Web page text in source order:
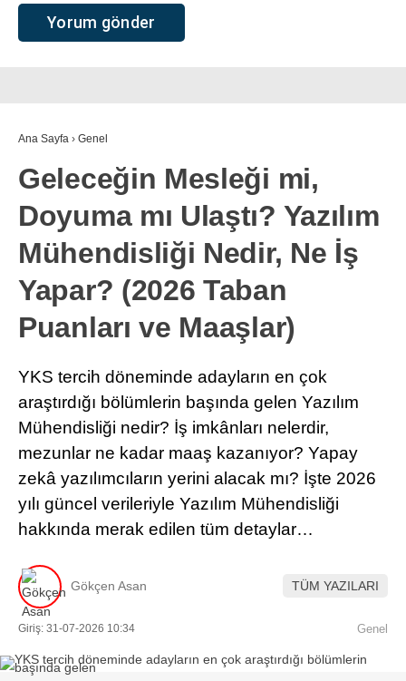
Ana Sayfa › Genel
Geleceğin Mesleği mi,
Doyuma mı Ulaştı? Yazılım
Mühendisliği Nedir, Ne İş
Yapar? (2026 Taban
Puanları ve Maaşlar)
YKS tercih döneminde adayların en çok
araştırdığı bölümlerin başında gelen Yazılım
Mühendisliği nedir? İş imkânları nelerdir,
mezunlar ne kadar maaş kazanıyor? Yapay
zekâ yazılımcıların yerini alacak mı? İşte 2026
yılı güncel verileriyle Yazılım Mühendisliği
hakkında merak edilen tüm detaylar…
Gökçen Asan TÜM YAZILARI
Giriş: 31-07-2026 10:34 Genel